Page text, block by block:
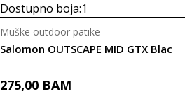
Dostupno boja:1
Salomon OUTSCAPE MID GTX Blac
Muške outdoor patike
275,00 BAM